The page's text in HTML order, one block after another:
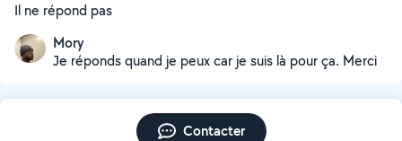
Il ne répond pas
Mory
Je réponds quand je peux car je suis là pour ça. Merci
Contacter